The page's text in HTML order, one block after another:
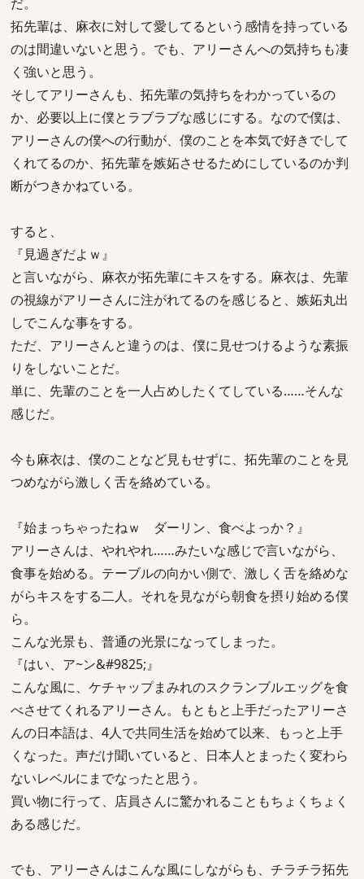
拓先輩は、麻衣に対して愛してるという感情を持っている
のは間違いないと思う。でも、アリーさんへの気持ちも凄
く強いと思う。
そしてアリーさんも、拓先輩の気持ちをわかっているの
か、必要以上に僕とラブラブな感じにする。なので僕は、
アリーさんの僕への行動が、僕のことを本気で好きでして
くれてるのか、拓先輩を嫉妬させるためにしているのか判
断がつきかねている。
すると、
『見過ぎだよｗ』
と言いながら、麻衣が拓先輩にキスをする。麻衣は、先輩
の視線がアリーさんに注がれてるのを感じると、嫉妬丸出
しでこんな事をする。
ただ、アリーさんと違うのは、僕に見せつけるような素振
りをしないことだ。
単に、先輩のことを一人占めしたくてしている……そんな
感じだ。
今も麻衣は、僕のことなど見もせずに、拓先輩のことを見
つめながら激しく舌を絡めている。
『始まっちゃったねｗ ダーリン、食べよっか？』
アリーさんは、やれやれ……みたいな感じで言いながら、
食事を始める。テーブルの向かい側で、激しく舌を絡めな
がらキスをする二人。それを見ながら朝食を摂り始める僕
ら。
こんな光景も、普通の光景になってしまった。
『はい、ア~ン&#9825;』
こんな風に、ケチャップまみれのスクランブルエッグを食
べさせてくれるアリーさん。もともと上手だったアリーさ
んの日本語は、4人で共同生活を始めて以来、もっと上手
くなった。声だけ聞いていると、日本人とまったく変わら
ないレベルにまでなったと思う。
買い物に行って、店員さんに驚かれることもちょくちょく
ある感じだ。
でも、アリーさんはこんな風にしながらも、チラチラ拓先